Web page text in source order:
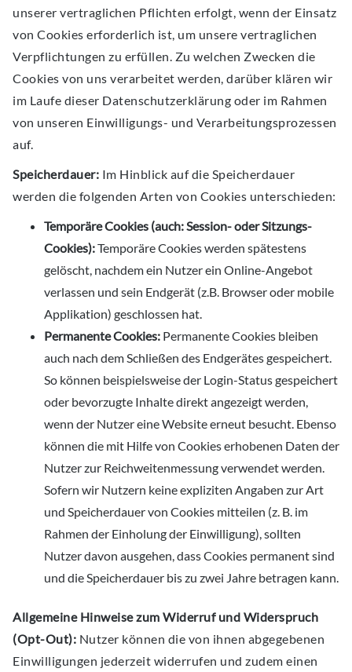
unserer vertraglichen Pflichten erfolgt, wenn der Einsatz
von Cookies erforderlich ist, um unsere vertraglichen
Verpflichtungen zu erfüllen. Zu welchen Zwecken die
Cookies von uns verarbeitet werden, darüber klären wir
im Laufe dieser Datenschutzerklärung oder im Rahmen
von unseren Einwilligungs- und Verarbeitungsprozessen
auf.
Speicherdauer: Im Hinblick auf die Speicherdauer
werden die folgenden Arten von Cookies unterschieden:
Temporäre Cookies (auch: Session- oder Sitzungs-
Cookies):Temporäre Cookies werden spätestens
gelöscht, nachdem ein Nutzer ein Online-Angebot
verlassen und sein Endgerät (z.B. Browser oder mobile
Applikation) geschlossen hat.
Permanente Cookies: Permanente Cookies bleiben
auch nach dem Schließen des Endgerätes gespeichert.
So können beispielsweise der Login-Status gespeichert
oder bevorzugte Inhalte direkt angezeigt werden,
wenn der Nutzer eine Website erneut besucht. Ebenso
können die mit Hilfe von Cookies erhobenen Daten der
Nutzer zur Reichweitenmessung verwendet werden.
Sofern wir Nutzern keine expliziten Angaben zur Art
und Speicherdauer von Cookies mitteilen (z. B. im
Rahmen der Einholung der Einwilligung), sollten
Nutzer davon ausgehen, dass Cookies permanent sind
und die Speicherdauer bis zu zwei Jahre betragen kann.
Allgemeine Hinweise zum Widerruf und Widerspruch
(Opt-Out): Nutzer können die von ihnen abgegebenen
Einwilligungen jederzeit widerrufen und zudem einen